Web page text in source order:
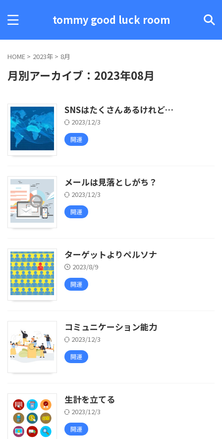
tommy good luck room
HOME > 2023年 > 8月
月別アーカイブ：2023年08月
SNSはたくさんあるけれど…
2023/12/3
開運
メールは見落としがち？
2023/12/3
開運
ターゲットよりペルソナ
2023/8/9
開運
コミュニケーション能力
2023/12/3
開運
生計を立てる
2023/12/3
開運